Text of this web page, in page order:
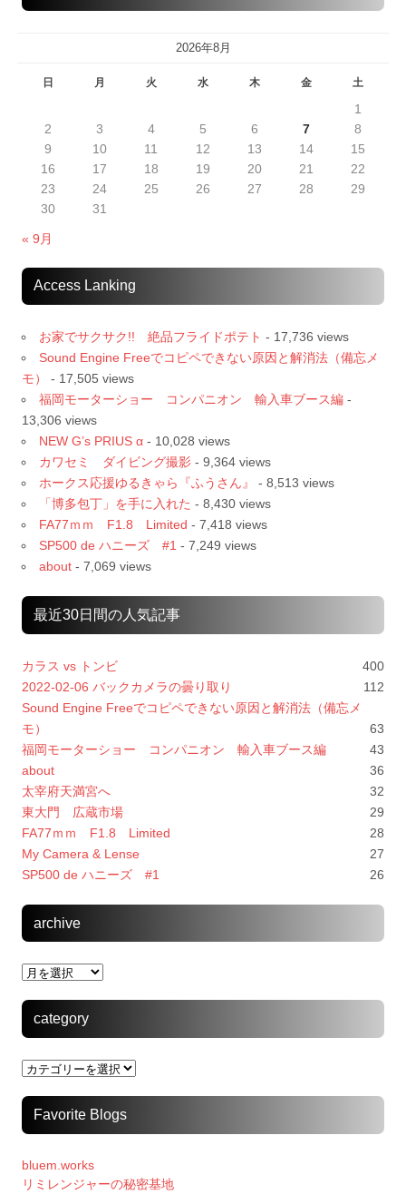
2026年8月
日 月 火 水 木 金 土
« 9月
1
2
3 4 5 6 7
8
9
10 11 12 13 14
15
16
17 18 19 20 21
22
23
24 25 26 27 28
29
30
31
Access Lanking
お家でサクサク!! 絶品フライドポテト - 17,736 views
Sound Engine Freeでコピペできない原因と解消法（備忘メ
モ）
- 17,505 views
福岡モーターショー コンパニオン 輸入車ブース編 -
13,306 views
NEW G’s PRIUS α - 10,028 views
カワセミ ダイビング撮影 - 9,364 views
ホークス応援ゆるきゃら『ふうさん』
- 8,513 views
「博多包丁」を手に入れた - 8,430 views
FA77ｍｍ F1.8 Limited - 7,418 views
SP500 de ハニーズ #1 - 7,249 views
about - 7,069 views
最近30日間の人気記事
カラス vs トンビ
400
2022-02-06 バックカメラの曇り取り
112
Sound Engine Freeでコピペできない原因と解消法（備忘メ
モ）
63
福岡モーターショー コンパニオン 輸入車ブース編
43
about
36
太宰府天満宮へ
32
東大門 広蔵市場
29
FA77ｍｍ F1.8 Limited
28
My Camera & Lense
27
SP500 de ハニーズ #1
26
archive
archive
category
category
Favorite Blogs
bluem.works
リミレンジャーの秘密基地